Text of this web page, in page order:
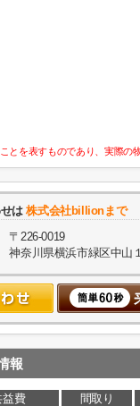
を表すものであり、実際の
は株式会社billionまで
〒226-0019
神奈川県横浜市緑区中山
報
益費 間取り